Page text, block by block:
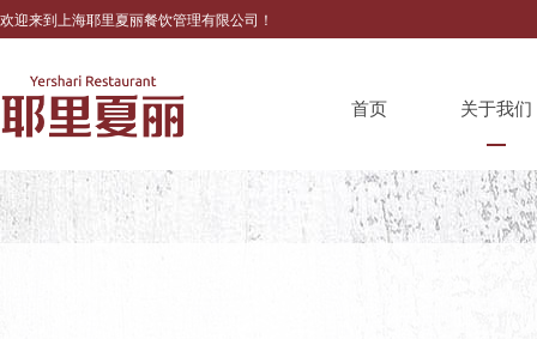
欢迎来到上海耶里夏丽餐饮管理有限公司！
首页 关于我们